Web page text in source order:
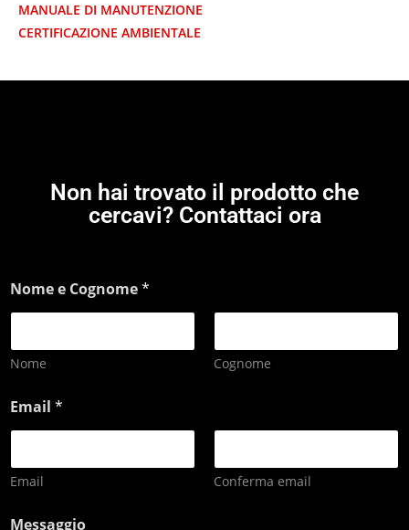
MANUALE DI MANUTENZIONE
CERTIFICAZIONE AMBIENTALE
Non hai trovato il prodotto che
cercavi? Contattaci ora
Nome e Cognome*
Nome Cognome
Email *
Email Conferma email
Messaggio